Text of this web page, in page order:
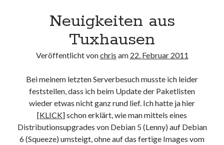
Neuigkeiten aus
Tuxhausen
Veröffentlicht vonchris am 22. Februar 2011
Bei meinem letzten Serverbesuch musste ich leider
feststellen, dass ich beim Update der Paketlisten
wieder etwas nicht ganz rund lief. Ich hatte ja hier
[KLICK] schon erklärt, wie man mittels eines
Distributionsupgrades von Debian 5 (Lenny) auf Debian
6 (Squeeze) umsteigt, ohne auf das fertige Images vom